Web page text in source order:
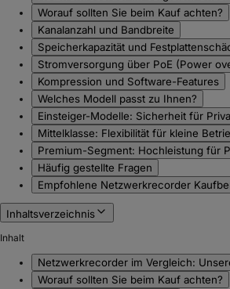
Worauf sollten Sie beim Kauf achten?
Kanalanzahl und Bandbreite
Speicherkapazität und
Stromversorgung über PoE (Power
Kompression und Software-Features
Welches Modell passt zu Ihnen?
Einsteiger-Modelle: Sicherheit für
Mittelklasse: Flexibilität für kleine
Premium-Segment: Hochleistung für
Häufig gestellte Fragen
Empfohlene Netzwerkrecorder
Inhaltsverzeichnis
Inhalt
Netzwerkrecorder im Vergleich:
Worauf sollten Sie beim Kauf achten?